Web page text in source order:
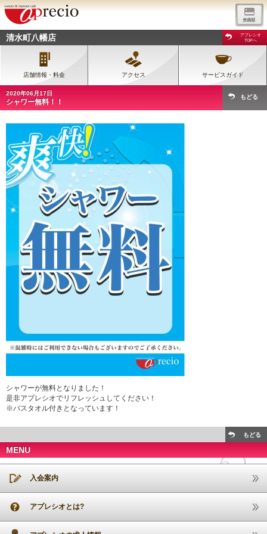
清水町八幡店
アプレシオ
TOPへ
店舗情報・料金 アクセス サービスガイド
2020年06月17日
シャワー無料！！
もどる
シャワーが無料となりました！
是非アプレシオでリフレッシュしてください！
※バスタオル付きとなっています！
もどる
MENU
入会案内
アプレシオとは?